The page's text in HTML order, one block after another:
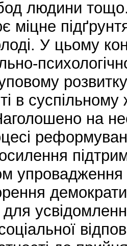
людини
міцне
У цьому
в суспільному
на
упровадження
для